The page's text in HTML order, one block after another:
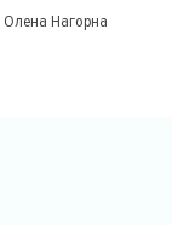
Олена Нагорна